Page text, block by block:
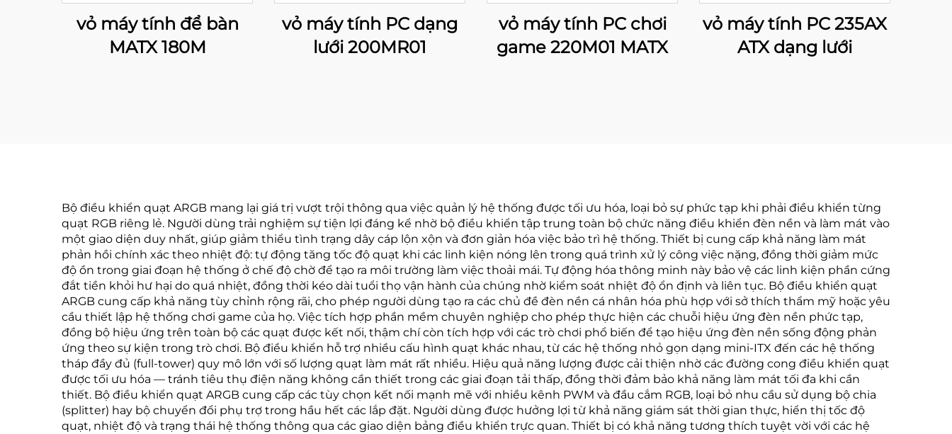
vỏ máy tính để bàn
MATX 180M
vỏ máy tính PC dạng
lưới 200MR01
vỏ máy tính PC chơi
game 220M01 MATX
vỏ máy tính PC 235AX
ATX dạng lưới
Bộ điều khiển quạt ARGB mang lại giá trị vượt trội thông qua việc quản lý hệ thống được tối ưu hóa, loại bỏ sự phức tạp khi phải điều khiển từng
quạt RGB riêng lẻ. Người dùng trải nghiệm sự tiện lợi đáng kể nhờ bộ điều khiển tập trung toàn bộ chức năng điều khiển đèn nền và làm mát vào
một giao diện duy nhất, giúp giảm thiểu tình trạng dây cáp lộn xộn và đơn giản hóa việc bảo trì hệ thống. Thiết bị cung cấp khả năng làm mát
phản hồi chính xác theo nhiệt độ: tự động tăng tốc độ quạt khi các linh kiện nóng lên trong quá trình xử lý công việc nặng, đồng thời giảm mức
độ ồn trong giai đoạn hệ thống ở chế độ chờ để tạo ra môi trường làm việc thoải mái. Tự động hóa thông minh này bảo vệ các linh kiện phần cứng
đắt tiền khỏi hư hại do quá nhiệt, đồng thời kéo dài tuổi thọ vận hành của chúng nhờ kiểm soát nhiệt độ ổn định và liên tục. Bộ điều khiển quạt
ARGB cung cấp khả năng tùy chỉnh rộng rãi, cho phép người dùng tạo ra các chủ đề đèn nền cá nhân hóa phù hợp với sở thích thẩm mỹ hoặc yêu
cầu thiết lập hệ thống chơi game của họ. Việc tích hợp phần mềm chuyên nghiệp cho phép thực hiện các chuỗi hiệu ứng đèn nền phức tạp,
đồng bộ hiệu ứng trên toàn bộ các quạt được kết nối, thậm chí còn tích hợp với các trò chơi phổ biến để tạo hiệu ứng đèn nền sống động phản
ứng theo sự kiện trong trò chơi. Bộ điều khiển hỗ trợ nhiều cấu hình quạt khác nhau, từ các hệ thống nhỏ gọn dạng mini-ITX đến các hệ thống
tháp đầy đủ (full-tower) quy mô lớn với số lượng quạt làm mát rất nhiều. Hiệu quả năng lượng được cải thiện nhờ các đường cong điều khiển quạt
được tối ưu hóa — tránh tiêu thụ điện năng không cần thiết trong các giai đoạn tải thấp, đồng thời đảm bảo khả năng làm mát tối đa khi cần
thiết. Bộ điều khiển quạt ARGB cung cấp các tùy chọn kết nối mạnh mẽ với nhiều kênh PWM và đầu cắm RGB, loại bỏ nhu cầu sử dụng bộ chia
(splitter) hay bộ chuyển đổi phụ trợ trong hầu hết các lắp đặt. Người dùng được hưởng lợi từ khả năng giám sát thời gian thực, hiển thị tốc độ
quạt, nhiệt độ và trạng thái hệ thống thông qua các giao diện bảng điều khiển trực quan. Thiết bị có khả năng tương thích tuyệt vời với các hệ